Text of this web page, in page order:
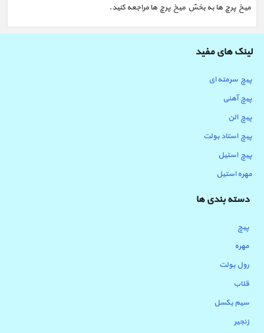
میخ پرچ ها به بخش میخ پرچ ها مراجعه کنید.
لینک های مفید
پیچ سرمته ای
پیچ آهنی
پیچ الن
پیچ استاد بولت
پیچ استیل
مهره استیل
دسته بندی ها
پیچ
مهره
رول بولت
قلاب
سیم بکسل
زنجیر